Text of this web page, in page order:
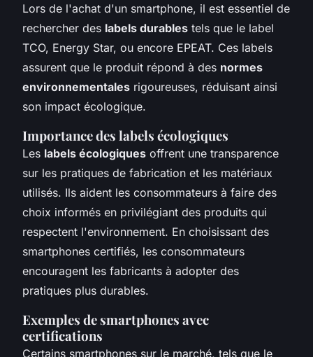
Lors de l'achat d'un smartphone, il est essentiel de
rechercher des labels durables tels que le label
TCO, Energy Star, ou encore EPEAT. Ces labels
assurent que le produit répond à des normes
environnementales rigoureuses, réduisant ainsi
son impact écologique.
Importance des labels écologiques
Les labels écologiques offrent une transparence
sur les pratiques de fabrication et les matériaux
utilisés. Ils aident les consommateurs à faire des
choix informés en privilégiant des produits qui
respectent l'environnement. En choisissant des
smartphones certifiés, les consommateurs
encouragent les fabricants à adopter des
pratiques plus durables.
Exemples de smartphones avec
certifications
Certains smartphones sur le marché, tels que le